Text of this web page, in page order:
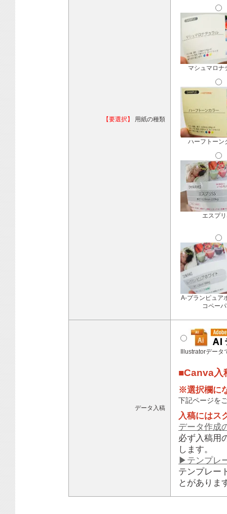
【要選択】 用紙の種類
マシュマロナ
ハーフトーン
エスプ
A-プランピュア
コペー
データ入稿
Illustratorデータ
■Canva入
※選択欄に
下記ページを
入稿にはス
データ作成
必ず入稿用
します。
▶テンプレ
テンプレー
とがありま